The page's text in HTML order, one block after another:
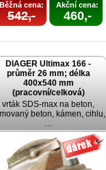
Běžná cena:
542,-
Akční cena:
460,-
DIAGER Ultimax 166 -
průměr 26 mm; délka
400x540 mm
(pracovní/celková)
vrták SDS-max na beton,
beton, kámen, cihlu,
…